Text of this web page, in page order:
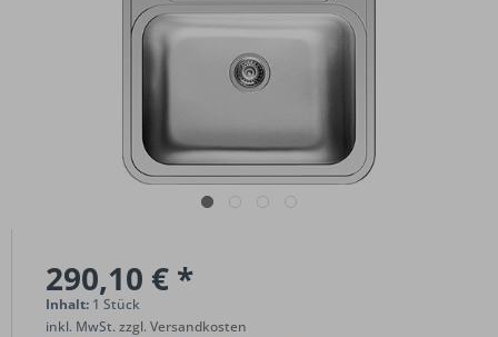
290,10 € *
Inhalt: 1 Stück
inkl. MwSt.zzgl. Versandkosten